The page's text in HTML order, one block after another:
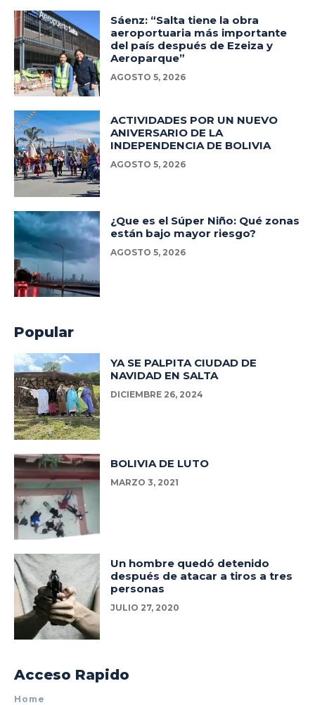
Sáenz: “Salta tiene la obra
aeroportuaria más importante
del país después de Ezeiza y
Aeroparque”
AGOSTO 5, 2026
ACTIVIDADES POR UN NUEVO
ANIVERSARIO DE LA
INDEPENDENCIA DE BOLIVIA
AGOSTO 5, 2026
¿Que es el Súper Niño: Qué zonas
están bajo mayor riesgo?
AGOSTO 5, 2026
Popular
YA SE PALPITA CIUDAD DE
NAVIDAD EN SALTA
DICIEMBRE 26, 2024
BOLIVIA DE LUTO
MARZO 3, 2021
Un hombre quedó detenido
después de atacar a tiros a tres
personas
JULIO 27, 2020
Acceso Rapido
Home